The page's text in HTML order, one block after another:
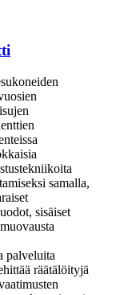
samalla,
sisäiset
​​palveluita
räätälöityjä